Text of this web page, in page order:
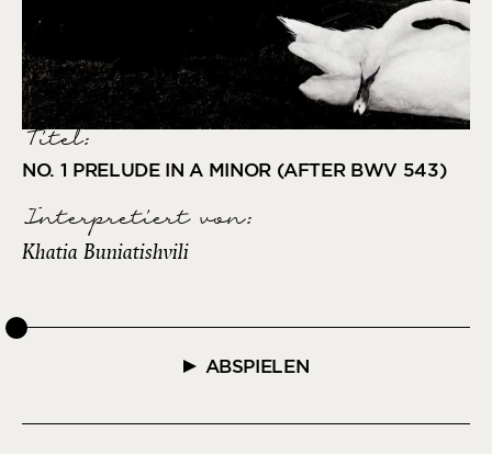
Titel:
NO. 1 PRELUDE IN A MINOR (AFTER BWV 543)
Interpretiert von:
Khatia Buniatishvili
ABSPIELEN